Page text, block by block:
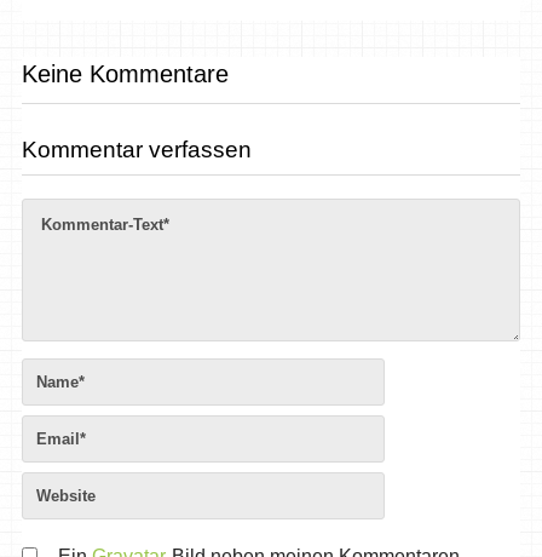
Keine Kommentare
Kommentar verfassen